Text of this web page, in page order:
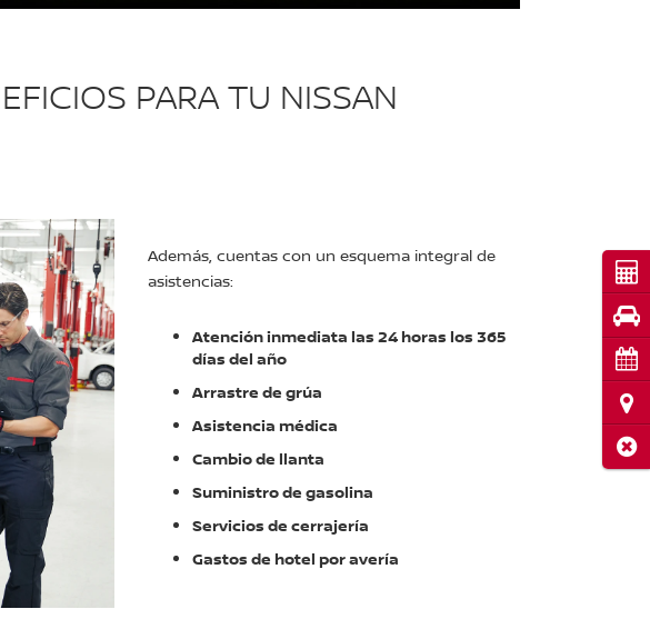
PARA TU NISSAN
Además, cuentas con un esquema integral de
asistencias:
Atención inmediata las 24 horas los 365
días del año
Arrastre de grúa
Asistencia médica
Cambio de llanta
Suministro de gasolina
Servicios de cerrajería
Gastos de hotel por avería